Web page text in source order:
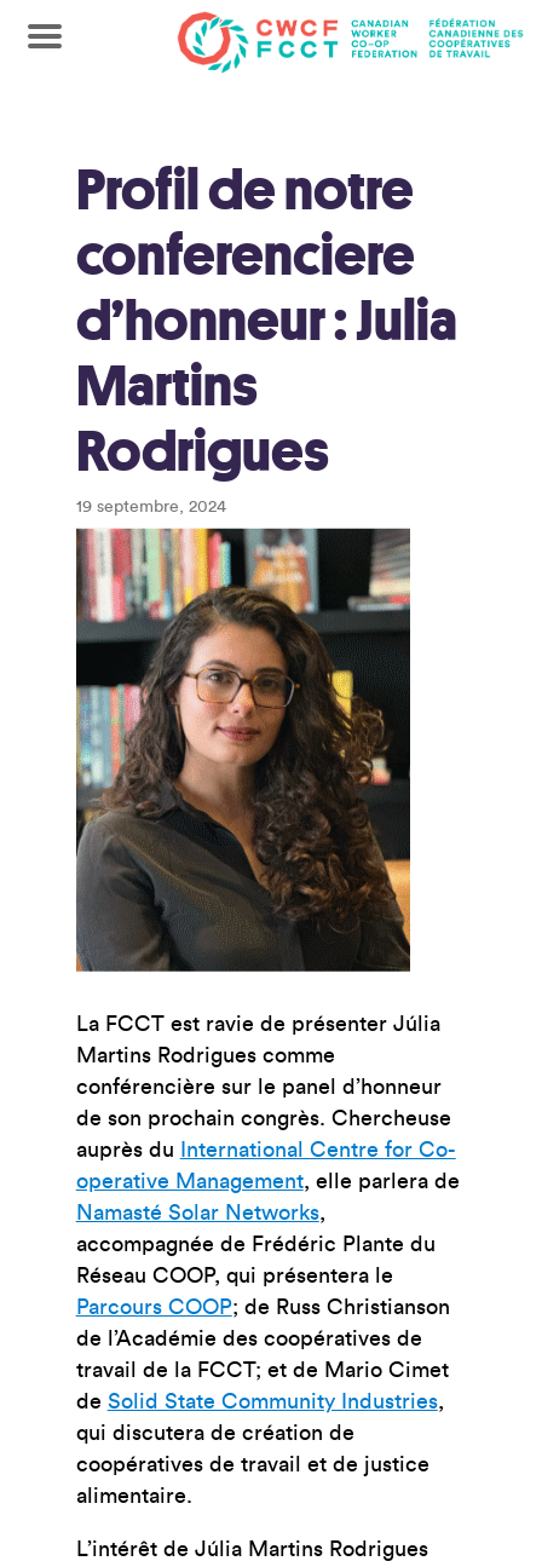
Profil de notre
conferenciere
d’honneur : Julia
Martins
Rodrigues
19 septembre, 2024
La FCCT est ravie de présenter Júlia
Martins Rodrigues comme
conférencière sur le panel d’honneur
de son prochain congrès. Chercheuse
auprès du
International Centre for Co-
operative Management, elle parlera de
Namasté Solar Networks,
accompagnée de Frédéric Plante du
Réseau COOP, qui présentera le
Parcours COOP; de Russ Christianson
de l’Académie des coopératives de
travail de la FCCT; et de Mario Cimet
de Solid State Community Industries,
qui discutera de création de
coopératives de travail et de justice
alimentaire.
L’intérêt de Júlia Martins Rodrigues